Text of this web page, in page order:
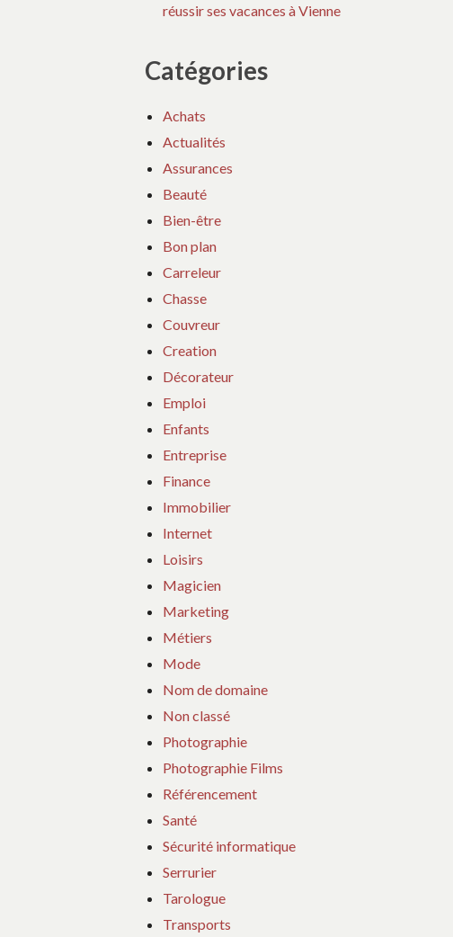
réussir ses vacances à Vienne
Catégories
Achats
Actualités
Assurances
Beauté
Bien-être
Bon plan
Carreleur
Chasse
Couvreur
Creation
Décorateur
Emploi
Enfants
Entreprise
Finance
Immobilier
Internet
Loisirs
Magicien
Marketing
Métiers
Mode
Nom de domaine
Non classé
Photographie
Photographie Films
Référencement
Santé
Sécurité informatique
Serrurier
Tarologue
Transports